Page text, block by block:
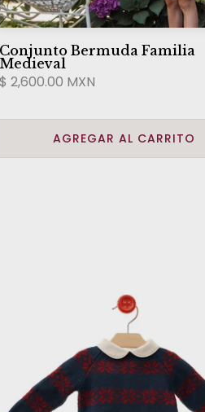
Conjunto Bermuda Familia
Medieval
$ 2,600.00 MXN
AGREGAR AL CARRITO